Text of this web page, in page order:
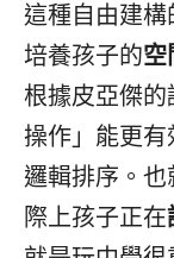
這種自由建
培養孩子的空
根據皮亞傑
操作」能更有
邏輯排序。
際上孩子正在